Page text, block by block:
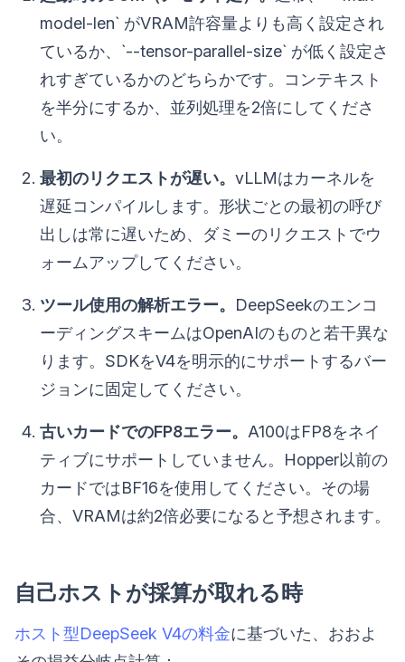
model-len` がVRAM許容量よりも高く設定され
ているか、`--tensor-parallel-size` が低く設定さ
れすぎているかのどちらかです。コンテキスト
を半分にするか、並列処理を2倍にしてくださ
い。
最初のリクエストが遅い。 vLLMはカーネルを
遅延コンパイルします。形状ごとの最初の呼び
出しは常に遅いため、ダミーのリクエストでウ
ォームアップしてください。
ツール使用の解析エラー。 DeepSeekのエンコ
ーディングスキームはOpenAIのものと若干異な
ります。SDKをV4を明示的にサポートするバー
ジョンに固定してください。
古いカードでのFP8エラー。 A100はFP8をネイ
ティブにサポートしていません。Hopper以前の
カードではBF16を使用してください。その場
合、VRAMは約2倍必要になると予想されます。
自己ホストが採算が取れる時
ホスト型DeepSeek V4の料金に基づいた、おおよ